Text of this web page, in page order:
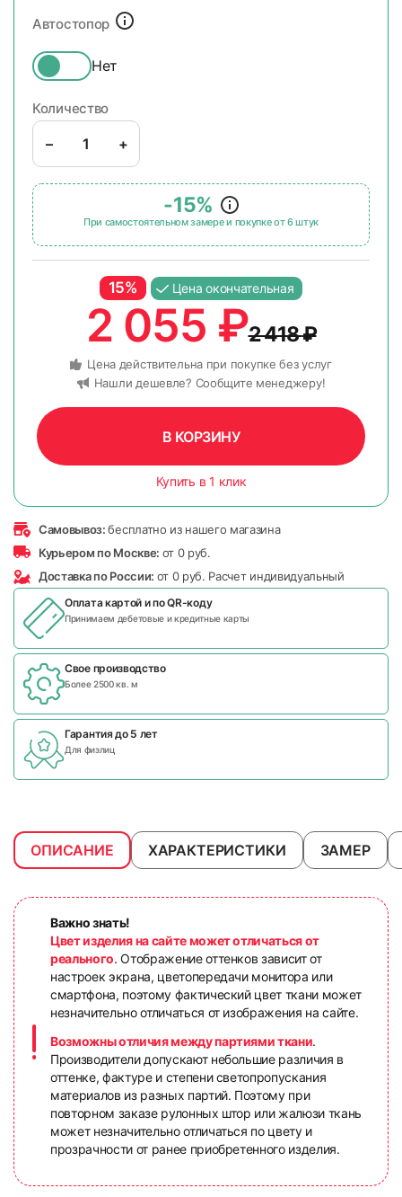
Автостопор
Нет
Количество
– +
-15%
При самостоятельном замере и покупке от 6 штук
15% Цена окончательная
2 055 ₽2 418₽
Цена действительна при покупке без услуг
Нашли дешевле? Сообщите менеджеру!
В КОРЗИНУ
Купить в 1 клик
Самовывоз:бесплатно из нашего магазина
Курьером по Москве: от 0 руб.
Доставка по России: от 0 руб. Расчет индивидуальный
Оплата картой и поQR-коду
Принимаем дебетовые и кредитные карты
Свое производство
Более 2500 кв. м
Гарантия до 5 лет
Для физлиц
ОПИСАНИЕ ХАРАКТЕРИСТИКИ ЗАМЕР
Важно знать!
Цвет изделия на сайте может отличаться от
реального. Отображение оттенков зависит от
настроек экрана, цветопередачи монитора или
смартфона, поэтому фактический цвет ткани может
незначительно отличаться от изображения на сайте.
Возможны отличия между партиями ткани.
Производители допускают небольшие различия в
оттенке, фактуре и степени светопропускания
материалов из разных партий. Поэтому при
повторном заказе рулонных штор или жалюзи ткань
может незначительно отличаться по цвету и
прозрачности от ранее приобретенного изделия.